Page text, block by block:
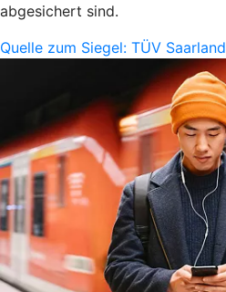
abgesichert sind.
Quelle zum Siegel: TÜV Saarland